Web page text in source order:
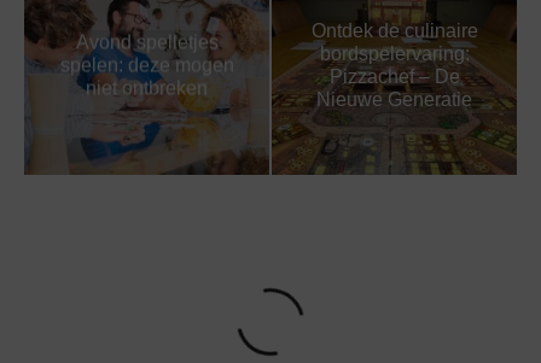
Avond spelletjes
spelen: deze mogen
niet ontbreken
Ontdek de culinaire
bordspelervaring:
Pizzachef – De
Nieuwe Generatie